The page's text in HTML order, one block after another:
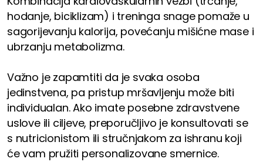
hodanje, biciklizam) i treninga snage pomaže u
sagorijevanju kalorija, povećanju mišićne mase i
ubrzanju metabolizma.
Važno je zapamtiti da je svaka osoba
jedinstvena, pa pristup mršavljenju može biti
individualan. Ako imate posebne zdravstvene
uslove ili ciljeve, preporučljivo je konsultovati se
s nutricionistom ili stručnjakom za ishranu koji
će vam pružiti personalizovane smernice.